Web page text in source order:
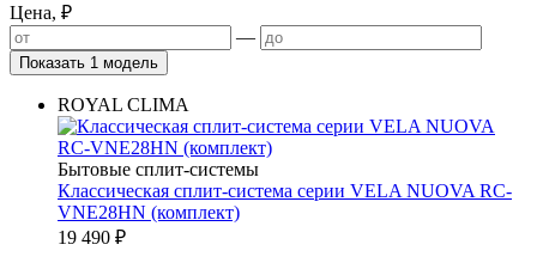
Цена, ₽
—
Показать 1 модель
ROYAL CLIMA
Бытовые сплит-системы
Классическая сплит-система серии VELA NUOVA RC-
VNE28HN (комплект)
19 490 ₽